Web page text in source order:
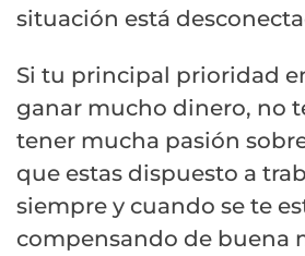
situación está
Si tu principal prioridad
ganar mucho dinero, no
tener mucha pasión
que estas dispuesto a
siempre y cuando se te
compensando de buena